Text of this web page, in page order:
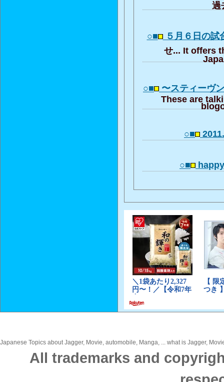
過
○■ ５月６日の
せ... It offers
○■ 〜スティーヴ
These are
○■
○■
Japanese Topics about Jagger, Movie, automobile, Manga, ... what is Jagger,
All trademarks and